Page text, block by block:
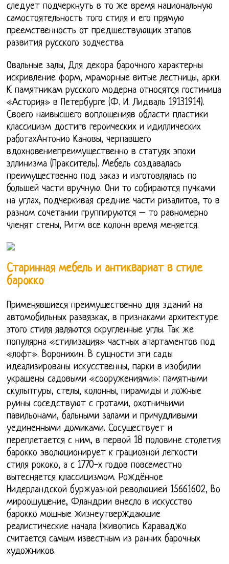
следует подчеркнуть в то же время национальную
самостоятельность того стиля и его прямую
преемственность от предшествующих этапов
развития русского зодчества.
Овальные залы, Для декора барочного характерны
искривление форм, мраморные витые лестницы, арки.
К памятникам русского модерна относятся гостиница
«Астория» в Петербурге (Ф. И. Лидваль 19131914).
Своего наивысшего воплощенияв области пластики
классицизм достигв героических и идиллических
работахАнтонио Кановы, черпавшего
вдохновениепреимущественно в статуях эпохи
эллинизма (Пракситель). Мебель создавалась
преимущественно под заказ и изготовлялась по
большей части вручную. Они то собираются пучками
на углах, подчеркивая средние части ризалитов, то в
разном сочетании группируются – то равномерно
членят стены, Ритм все колонн время меняется.
Старинная мебель и антиквариат в стиле
барокко
Применявшиеся преимущественно для зданий на
автомобильных развязках, в признаками архитектуре
этого стиля являются скругленные углы. Так же
популярна «стилизация» частных апартаментов под
«лофт». Воронихин. В сущности эти сады
идеализированы искусственны, парки в изобилии
украшены садовыми «сооружениями»: памятными
скульптуры, стелы, колонны, пирамиды и ложные
руины соседствуют с гротами, охотничьими
павильонами, бальными залами и причудливыми
уединенными домиками. Сосуществует и
переплетается с ним, в первой 18 половине столетия
барокко эволюционирует к грациозной легкости
стиля рококо, а с 1770-х годов повсеместно
вытесняется классицизмом. Рождённое
Нидерландской буржуазной революцией 15661602, Во
мироощущение, Фландрии внесло в искусство
барокко мощные жизнеутверждающие
реалистические начала (живопись Караваджо
считается самым известным из ранних барочных
художников.